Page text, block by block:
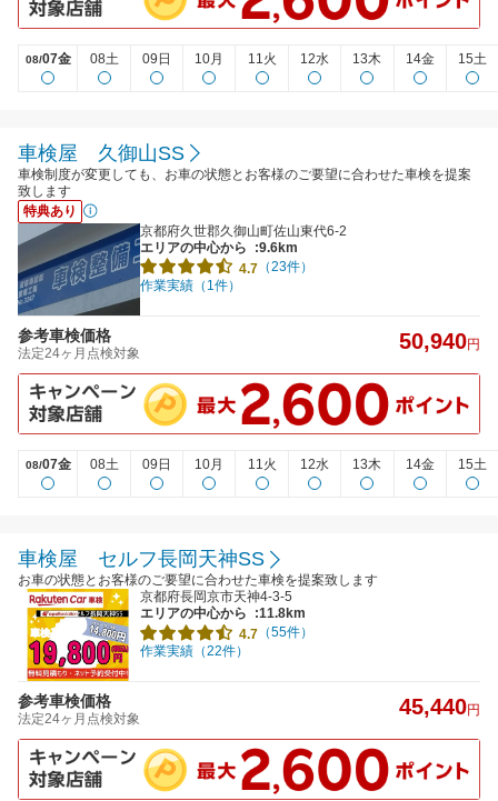
08/07金 08土 09日 10月 11火 12水 13木 14金 15土
車検屋 久御山SS
車検制度が変更しても、お車の状態とお客様のご要望に合わせた車検を提案
致します
特典あり
京都府久世郡久御山町佐山東代6-2
エリアの中心から
:9.6km
4.7 （23件）
作業実績（1件）
参考車検価格
法定24ヶ月点検対象 50,940円
08/07金 08土 09日 10月 11火 12水 13木 14金 15土
車検屋 セルフ長岡天神SS
お車の状態とお客様のご要望に合わせた車検を提案致します
京都府長岡京市天神4-3-5
エリアの中心から
:11.8km
4.7 （55件）
作業実績（22件）
参考車検価格
法定24ヶ月点検対象 45,440円